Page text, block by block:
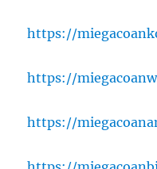
https://
https://
https://